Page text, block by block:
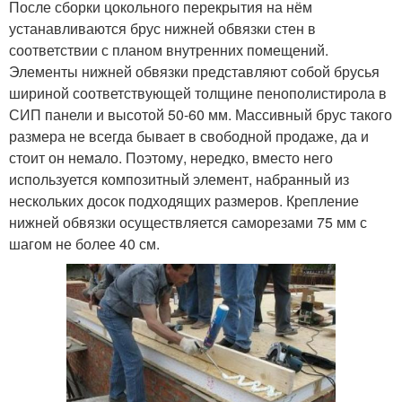
После сборки цокольного перекрытия на нём
устанавливаются брус нижней обвязки стен в
соответствии с планом внутренних помещений.
Элементы нижней обвязки представляют собой брусья
шириной соответствующей толщине пенополистирола в
СИП панели и высотой 50-60 мм. Массивный брус такого
размера не всегда бывает в свободной продаже, да и
стоит он немало. Поэтому, нередко, вместо него
используется композитный элемент, набранный из
нескольких досок подходящих размеров. Крепление
нижней обвязки осуществляется саморезами 75 мм с
шагом не более 40 см.